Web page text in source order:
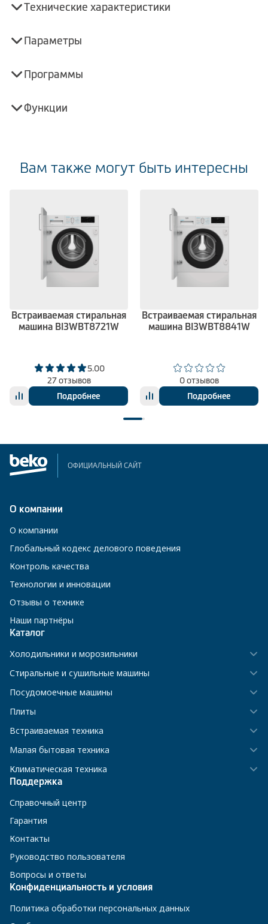
Технические характеристики
Параметры
Программы
Функции
Вам также могут быть интересны
Встраиваемая стиральная
машина BI3WBT8721W
5.00
27 отзывов
Подробнее
Встраиваемая стиральная
машина BI3WBT8841W
0 отзывов
Подробнее
ОФИЦИАЛЬНЫЙ САЙТ
О компании
О компании
Глобальный кодекс делового поведения
Контроль качества
Технологии и инновации
Отзывы о технике
Наши партнёры
Каталог
Холодильники и морозильники
Стиральные и сушильные машины
Посудомоечные машины
Плиты
Встраиваемая техника
Малая бытовая техника
Климатическая техника
Поддержка
Справочный центр
Гарантия
Контакты
Руководство пользователя
Вопросы и ответы
Конфиденциальность и условия
Политика обработки персональных данных